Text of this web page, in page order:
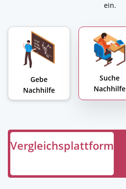
ein.
Gebe
Nachhilfe
Suche
Nachhilfe
Vergleichsplattform